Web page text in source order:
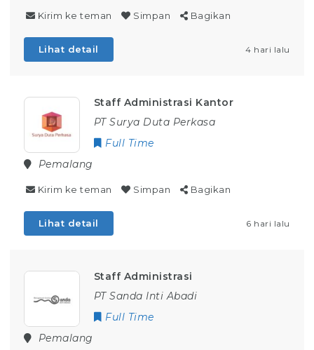
Kirim ke teman Simpan Bagikan
Lihat detail 4 hari lalu
Staff Administrasi Kantor
PT Surya Duta Perkasa
Full Time
Pemalang
Kirim ke teman Simpan Bagikan
Lihat detail 6 hari lalu
Staff Administrasi
PT Sanda Inti Abadi
Full Time
Pemalang